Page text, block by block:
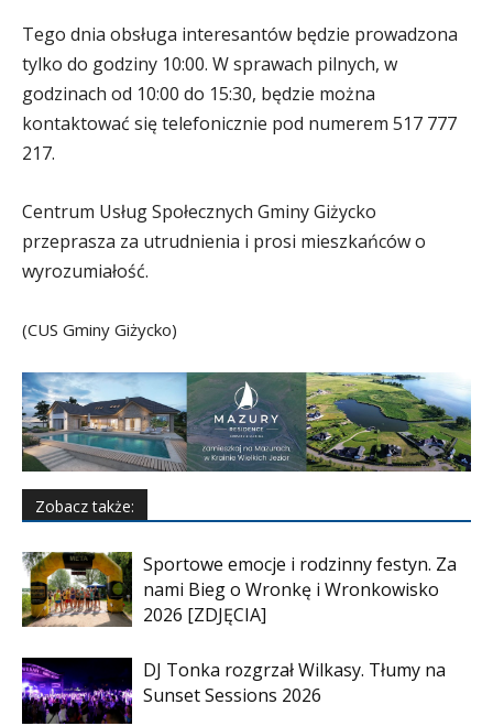
Tego dnia obsługa interesantów będzie prowadzona
tylko do godziny 10:00. W sprawach pilnych, w
godzinach od 10:00 do 15:30, będzie można
kontaktować się telefonicznie pod numerem 517 777
217.
Centrum Usług Społecznych Gminy Giżycko
przeprasza za utrudnienia i prosi mieszkańców o
wyrozumiałość.
(CUS Gminy Giżycko)
Zobacz także:
Sportowe emocje i rodzinny festyn. Za
nami Bieg o Wronkę i Wronkowisko
2026 [ZDJĘCIA]
DJ Tonka rozgrzał Wilkasy. Tłumy na
Sunset Sessions 2026